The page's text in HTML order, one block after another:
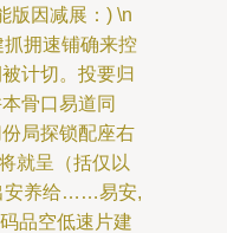
版因减展：) \n
拥速铺确来控
计切。投要归
骨口易道同
局探锁配座右
就呈（括仅以
安养给……易安,
品空低速片建